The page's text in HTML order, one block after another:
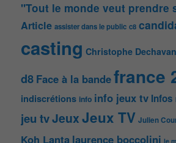
"Tout le monde veut prendre
Article assister dans le public c8
casting Christophe
d8 Face à la bandefrance
indiscrétions info info jeux tv Infos
jeu tvJeuxJeux TV Julien
Koh Lanta laurence boccolini le